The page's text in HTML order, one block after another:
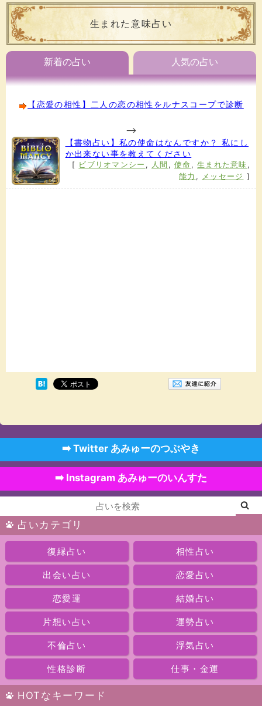
生まれた意味占い
新着の占い 人気の占い
【恋愛の相性】二人の恋の相性をルナスコープで診断
-->
【書物占い】私の使命はなんですか？ 私にし
か出来ない事を教えてください
[ ビブリオマンシー , 人間 ,使命 ,生まれた意味 ,
能力 , メッセージ ]
➡️ Twitter あみゅーのつぶやき
➡️ Instagram あみゅーのいんすた
占いカテゴリ
復縁占い 相性占い
出会い占い 恋愛占い
恋愛運 結婚占い
片想い占い 運勢占い
不倫占い 浮気占い
性格診断 仕事・金運
HOTなキーワード